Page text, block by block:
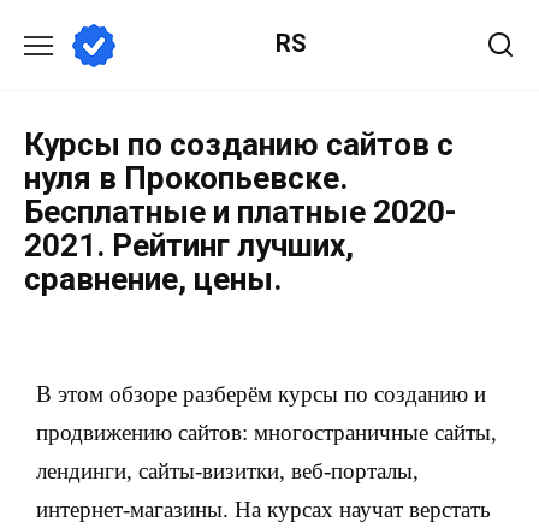
RS
Курсы по созданию сайтов с
нуля в Прокопьевске.
Бесплатные и платные 2020-
2021. Рейтинг лучших,
сравнение, цены.
В этом обзоре разберём курсы по созданию и
продвижению сайтов: многостраничные сайты,
лендинги, сайты-визитки, веб-порталы,
интернет-магазины. На курсах научат верстать